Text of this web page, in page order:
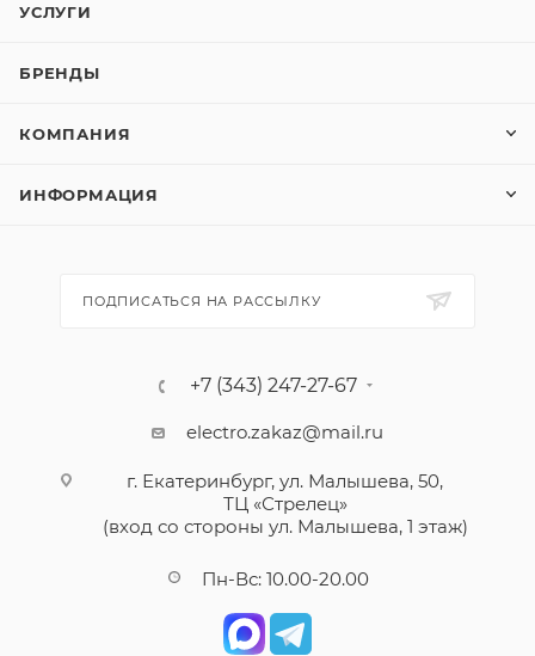
УСЛУГИ
БРЕНДЫ
КОМПАНИЯ
ИНФОРМАЦИЯ
ПОДПИСАТЬСЯ НА РАССЫЛКУ
+7 (343) 247-27-67
electro.zakaz@mail.ru
г. Екатеринбург, ул. Малышева, 50,
ТЦ «Стрелец»
(вход со стороны ул. Малышева, 1 этаж)
Пн-Вс: 10.00-20.00